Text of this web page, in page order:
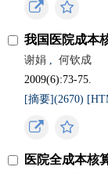
我国医院成本
谢娟 ,
何钦成
2009(6):73-75.
[摘要](2670)
医院全成本核